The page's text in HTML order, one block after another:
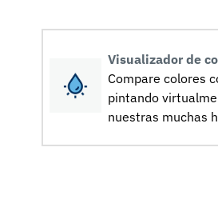
Visualizador de
Compare colores
pintando
nuestras muchas